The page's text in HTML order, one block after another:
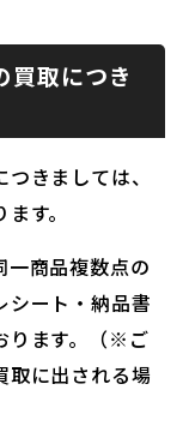
買取につき
きましては、
す。
一商品複数点の
シート・納品書
ります。（※ご
取に出される場